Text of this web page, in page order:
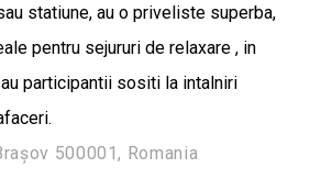
statiune, au o priveliste superba,
pentru sejururi de relaxare , in
participantii sositi la intalniri
500001, Romania